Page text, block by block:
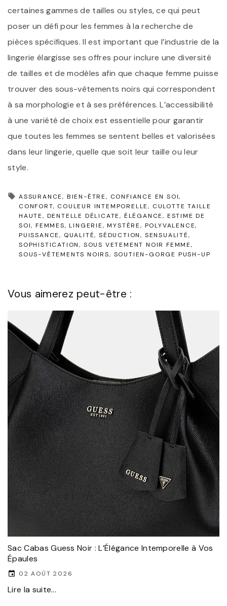
certaines gammes de tailles ou styles, ce qui peut
poser un défi pour les femmes à la recherche de
pièces spécifiques. Il est important que l’industrie de la
lingerie élargisse ses offres pour inclure une diversité
de tailles et de modèles afin que chaque femme puisse
trouver des sous-vêtements noirs qui correspondent
à sa morphologie et à ses préférences. L’accessibilité
à une variété de choix est essentielle pour garantir
que toutes les femmes se sentent belles et valorisées
dans leur lingerie, quelle que soit leur taille ou leur
style.
ASSURANCE BIEN-ÊTRE
CONFIANCE EN SOI
CONFORT
COULEUR INTEMPORELLE
CULOTTE TAILLE
HAUTE
DENTELLE DÉLICATE ÉLÉGANCE ESTIME DE
SOI FEMMES LINGERIE MYSTÈRE POLYVALENCE
PUISSANCE
QUALITÉ SÉDUCTION SENSUALITÉ
SOPHISTICATION SOUS VETEMENT NOIR FEMME
SOUS-VÊTEMENTS NOIRS SOUTIEN-GORGE PUSH-UP
Vous aimerez peut-être :
Sac Cabas Guess Noir : L’Élégance Intemporelle à Vos
Épaules
02 AOÛT 2026
Lire la suite...